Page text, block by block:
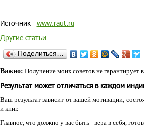
Источник www.raut.ru
Другие статьи
Поделиться…
Важно: Получение моих советов не гарантирует
Результат может отличаться в каждом
Ваш результат зависит от вашей мотивации,
и книг.
Главное, что должно у вас быть - вера в себя,